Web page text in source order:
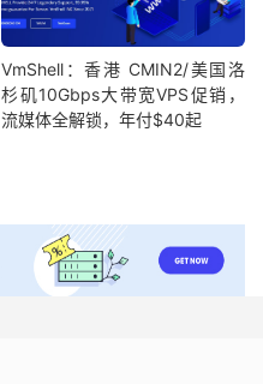
VmShell：香港 CMIN2/美国洛
杉矶10Gbps大带宽VPS促销，
流媒体全解锁，年付$40起